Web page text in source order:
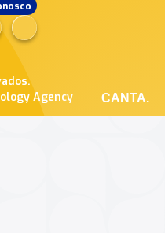
Agency
CANTA.